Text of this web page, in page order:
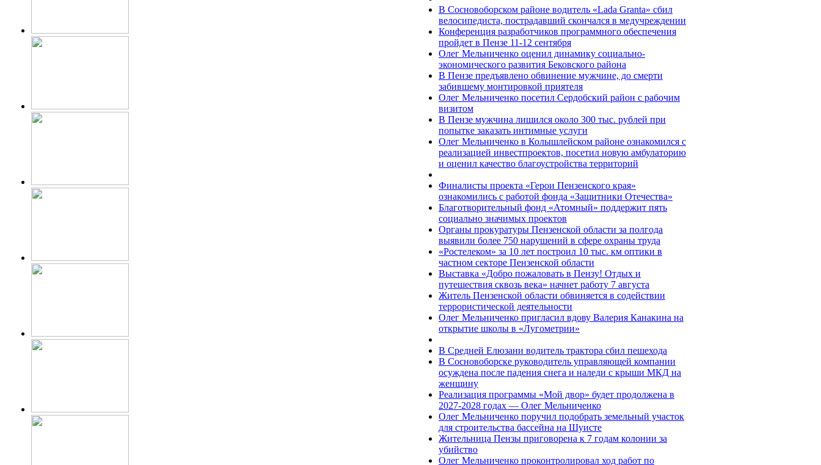
В Сосновоборском районе водитель «Lada Granta» сбил
велосипедиста, пострадавший скончался в медучреждении
Конференция разработчиков программного обеспечения
пройдет в Пензе 11-12 сентября
Олег Мельниченко оценил динамику социально-
экономического развития Бековского района
В Пензе предъявлено обвинение мужчине, до смерти
забившему монтировкой приятеля
Олег Мельниченко посетил Сердобский район с рабочим
визитом
В Пензе мужчина лишился около 300 тыс. рублей при
попытке заказать интимные услуги
Олег Мельниченко в Колышлейском районе ознакомился с
реализацией инвестпроектов, посетил новую амбулаторию
и оценил качество благоустройства территорий
Финалисты проекта «Герои Пензенского края»
ознакомились с работой фонда «Защитники Отечества»
Благотворительный фонд «Атомный» поддержит пять
социально значимых проектов
Органы прокуратуры Пензенской области за полгода
выявили более 750 нарушений в сфере охраны труда
«Ростелеком» за 10 лет построил 10 тыс. км оптики в
частном секторе Пензенской области
Выставка «Добро пожаловать в Пензу! Отдых и
путешествия сквозь века» начнет работу 7 августа
Житель Пензенской области обвиняется в содействии
террористической деятельности
Олег Мельниченко пригласил вдову Валерия Канакина на
открытие школы в «Лугометрии»
В Средней Елюзани водитель трактора сбил пешехода
В Сосновоборске руководитель управляющей компании
осуждена после падения снега и наледи с крыши МКД на
женщину
Реализация программы «Мой двор» будет продолжена в
2027-2028 годах — Олег Мельниченко
Олег Мельниченко поручил подобрать земельный участок
для строительства бассейна на Шуисте
Жительница Пензы приговорена к 7 годам колонии за
убийство
Олег Мельниченко проконтролировал ход работ по